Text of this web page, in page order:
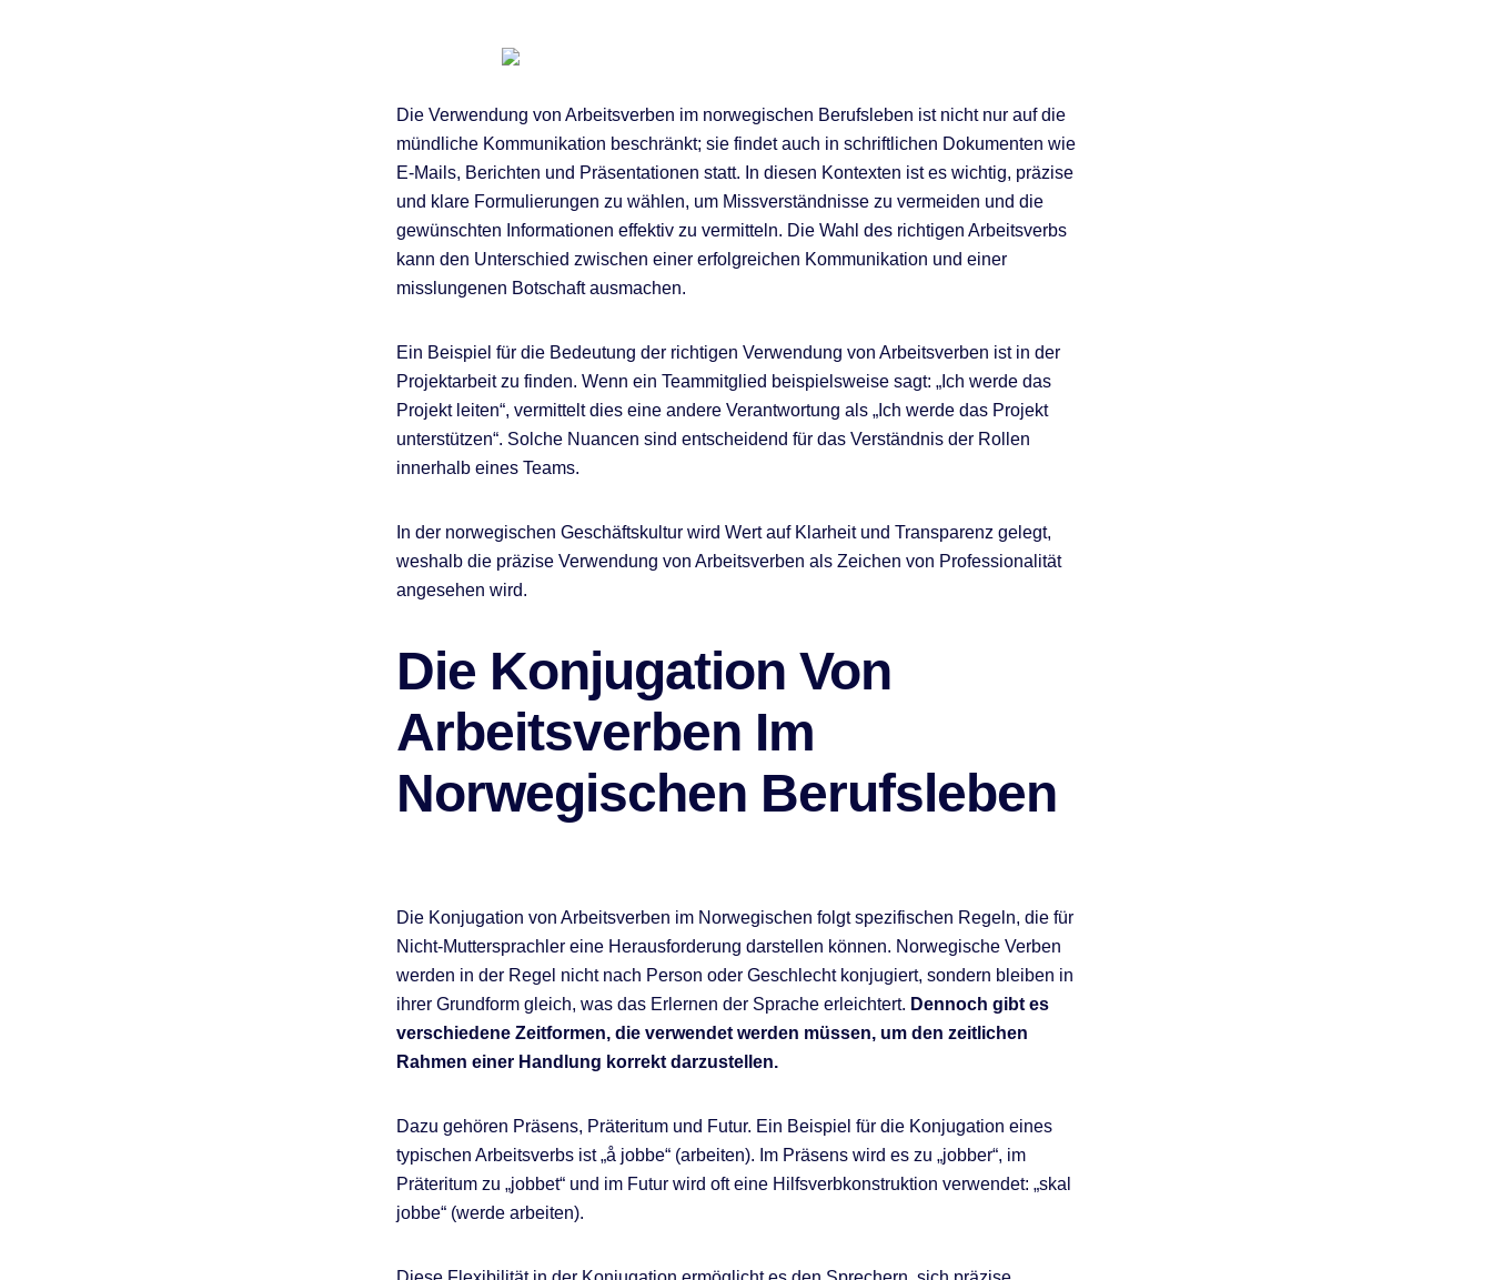
Die Verwendung von Arbeitsverben im norwegischen Berufsleben ist nicht nur auf die
mündliche Kommunikation beschränkt; sie findet auch in schriftlichen Dokumenten wie
E-Mails, Berichten und Präsentationen statt. In diesen Kontexten ist es wichtig, präzise
und klare Formulierungen zu wählen, um Missverständnisse zu vermeiden und die
gewünschten Informationen effektiv zu vermitteln. Die Wahl des richtigen Arbeitsverbs
kann den Unterschied zwischen einer erfolgreichen Kommunikation und einer
misslungenen Botschaft ausmachen.
Ein Beispiel für die Bedeutung der richtigen Verwendung von Arbeitsverben ist in der
Projektarbeit zu finden. Wenn ein Teammitglied beispielsweise sagt: „Ich werde das
Projekt leiten“, vermittelt dies eine andere Verantwortung als „Ich werde das Projekt
unterstützen“. Solche Nuancen sind entscheidend für das Verständnis der Rollen
innerhalb eines Teams.
In der norwegischen Geschäftskultur wird Wert auf Klarheit und Transparenz gelegt,
weshalb die präzise Verwendung von Arbeitsverben als Zeichen von Professionalität
angesehen wird.
Die Konjugation Von
Arbeitsverben Im
Norwegischen Berufsleben
Die Konjugation von Arbeitsverben im Norwegischen folgt spezifischen Regeln, die für
Nicht-Muttersprachler eine Herausforderung darstellen können. Norwegische Verben
werden in der Regel nicht nach Person oder Geschlecht konjugiert, sondern bleiben in
ihrer Grundform gleich, was das Erlernen der Sprache erleichtert. Dennoch gibt es
verschiedene Zeitformen, die verwendet werden müssen, um den zeitlichen
Rahmen einer Handlung korrekt darzustellen.
Dazu gehören Präsens, Präteritum und Futur. Ein Beispiel für die Konjugation eines
typischen Arbeitsverbs ist „å jobbe“ (arbeiten). Im Präsens wird es zu „jobber“, im
Präteritum zu „jobbet“ und im Futur wird oft eine Hilfsverbkonstruktion verwendet: „skal
jobbe“ (werde arbeiten).